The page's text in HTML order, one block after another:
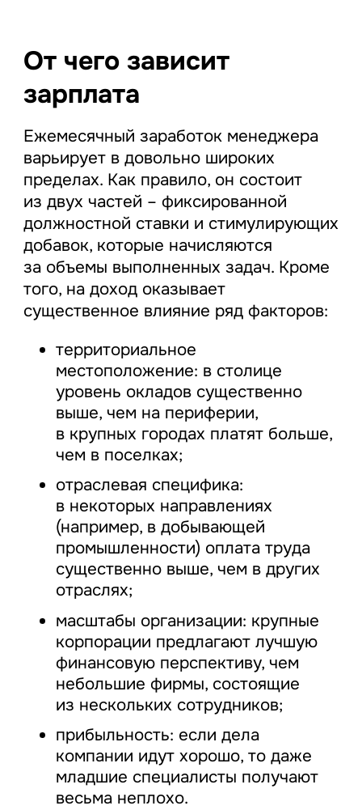
От чего зависит
зарплата
Ежемесячный заработок менеджера
варьирует в довольно широких
пределах. Как правило, он состоит
из двух частей – фиксированной
должностной ставки и стимулирующих
добавок, которые начисляются
за объемы выполненных задач. Кроме
того, на доход оказывает
существенное влияние ряд факторов:
территориальное
местоположение: в столице
уровень окладов существенно
выше, чем на периферии,
в крупных городах платят больше,
чем в поселках;
отраслевая специфика:
в некоторых направлениях
(например, в добывающей
промышленности) оплата труда
существенно выше, чем в других
отраслях;
масштабы организации: крупные
корпорации предлагают лучшую
финансовую перспективу, чем
небольшие фирмы, состоящие
из нескольких сотрудников;
прибыльность: если дела
компании идут хорошо, то даже
младшие специалисты получают
весьма неплохо.